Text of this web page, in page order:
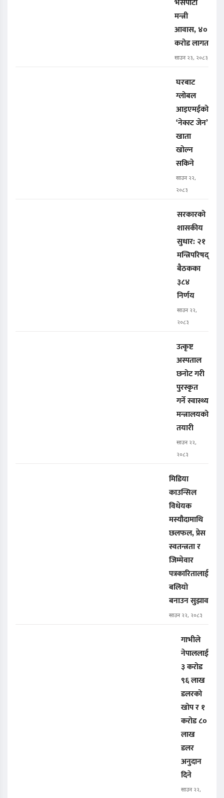
भैँसेपाटी
मन्त्री
आवास, ४०
करोड लागत
साउन २३, २०८३
घरबाट
ग्लोबल
आइएमईको
‘नेक्स्ट जेन’
खाता
खोल्न
सकिने
साउन २२,
२०८३
सरकारको
शासकीय
सुधार: २१
मन्त्रिपरिषद्
बैठकका
३८४
निर्णय
साउन २२,
२०८३
उत्कृष्ट
अस्पताल
छनोट गरी
पुरस्कृत
गर्ने स्वास्थ्य
मन्त्रालयको
तयारी
साउन २२,
२०८३
मिडिया
काउन्सिल
विधेयक
मस्यौदामाथि
छलफल, प्रेस
स्वतन्त्रता र
जिम्मेवार
पत्रकारितालाई
बलियो
बनाउन सुझाव
साउन २२, २०८३
गाभीले
नेपाललाई
३ करोड
९६ लाख
डलरको
खोप र १
करोड ८०
लाख
डलर
अनुदान
दिने
साउन २२,